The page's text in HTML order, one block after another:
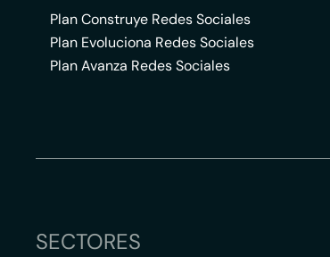
Plan Construye Redes Sociales
Plan Evoluciona Redes Sociales
Plan Avanza Redes Sociales
SECTORES